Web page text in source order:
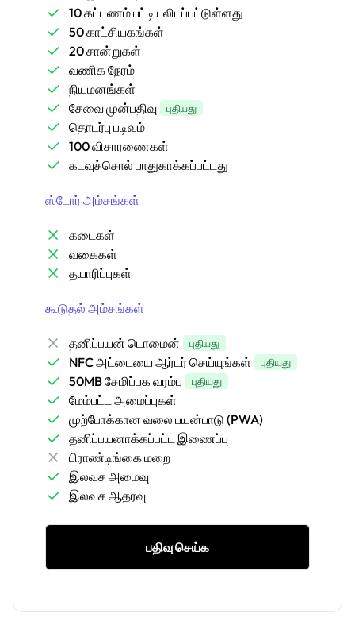
10 கட்டணம் பட்டியலிடப்பட்டுள்ளது
50 காட்சியகங்கள்
20 சான்றுகள்
வணிக நேரம்
நியமனங்கள்
சேவை முன்பதிவு
புதியது
தொடர்பு படிவம்
100 விசாரணைகள்
கடவுச்சொல் பாதுகாக்கப்பட்டது
ஸ்டோர் அம்சங்கள்
கடைகள்
வகைகள்
தயாரிப்புகள்
கூடுதல் அம்சங்கள்
தனிப்பயன் டொமைன் புதியது
NFC அட்டையை ஆர்டர் செய்யுங்கள் புதியது
50MB சேமிப்பக வரம்பு புதியது
மேம்பட்ட அமைப்புகள்
முற்போக்கான வலை பயன்பாடு (PWA)
தனிப்பயனாக்கப்பட்ட இணைப்பு
பிராண்டிங்கை மறை
இலவச அமைவு
இலவச ஆதரவு
பதிவு செய்க